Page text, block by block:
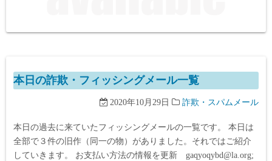
本日の詐欺・フィッシングメール一覧
2020年10月29日 詐欺・スパムメール
本日の過去に来ていたフィッシングメールの一覧です。 本日は
全部で３件の旧作（同一の物）がありました。それではご紹介
していきます。 お支払い方法の情報を更新 gaqyoqybd@la.org;